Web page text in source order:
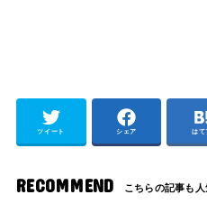
ツイート シェア はて
RECOMMEND